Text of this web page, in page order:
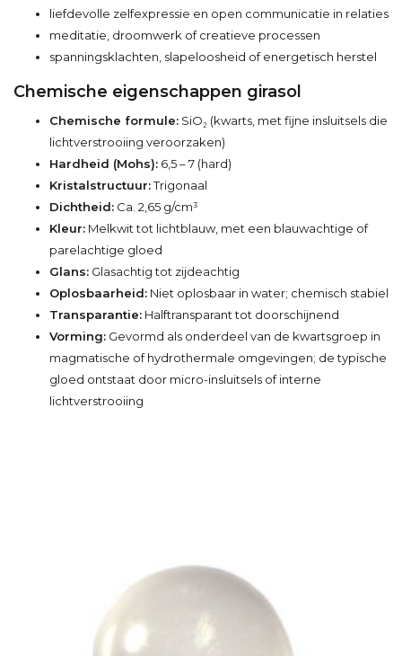
liefdevolle zelfexpressie en open communicatie in relaties
meditatie, droomwerk of creatieve processen
spanningsklachten, slapeloosheid of energetisch herstel
Chemische eigenschappen girasol
Chemische formule: SiO₂ (kwarts, met fijne insluitsels die
lichtverstrooiing veroorzaken)
Hardheid (Mohs): 6,5 – 7 (hard)
Kristalstructuur:Trigonaal
Dichtheid: Ca. 2,65 g/cm³
Kleur: Melkwit tot lichtblauw, met een blauwachtige of
parelachtige gloed
Glans: Glasachtig tot zijdeachtig
Oplosbaarheid: Niet oplosbaar in water; chemisch stabiel
Transparantie: Halftransparant tot doorschijnend
Vorming: Gevormd als onderdeel van de kwartsgroep in
magmatische of hydrothermale omgevingen; de typische
gloed ontstaat door micro-insluitsels of interne
lichtverstrooiing